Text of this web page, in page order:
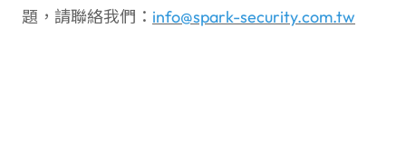
題，請聯絡我們： info@spark-security.com.tw